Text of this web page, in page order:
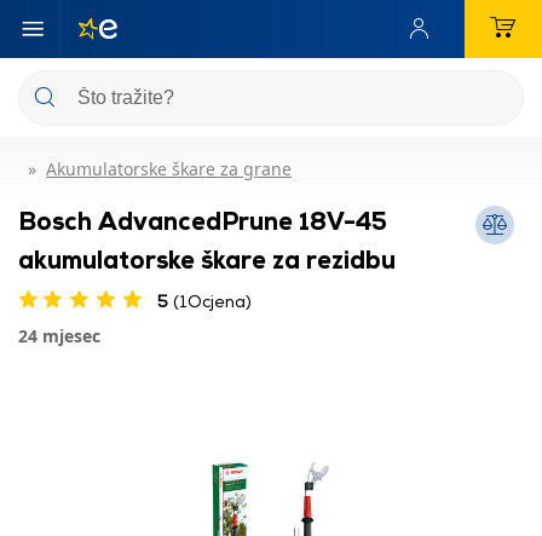
Akumulatorske škare za grane
Bosch AdvancedPrune 18V-45
akumulatorske škare za rezidbu
5 (1Ocjena)
24 mjesec